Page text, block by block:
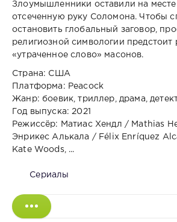
Злоумышленники оставили на месте
отсеченную руку Соломона. Чтобы
остановить глобальный заговор,
религиозной символогии
«утраченное слово» масонов.
Страна: США
Платформа: Peacock
Жанр: боевик, триллер, драма,
Год выпуска: 2021
Режиссёр: Матиас Хендл / Mathias
Энрикес Алькала / Félix Enríquez
Kate Woods, ...
Сериалы